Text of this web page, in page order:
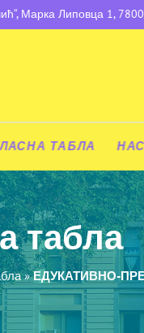
Марка Липовца 1,
ТАБЛА
табла
»ЕДУКАТИВНО-